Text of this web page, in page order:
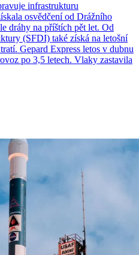
infrastrukturu
osvědčení od Drážního
dráhy na příštích pět let. Od
(SFDI) také získá na letošní
Gepard Express letos v dubnu
po 3,5 letech. Vlaky zastavila